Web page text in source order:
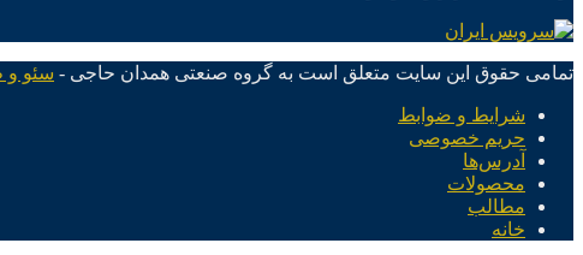
تمامی حقوق این سایت متعلق است به گروه صنعتی همدان حاجی - سئو
شرایط و ضوابط
حریم خصوصی
آدرس‌ها
محصولات
مطالب
خانه